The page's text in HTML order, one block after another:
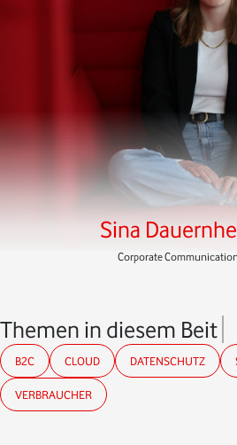
Sina
Corporate
Themen in diesem Beitrag
B2C CLOUD DATENSCHUTZ
VERBRAUCHER